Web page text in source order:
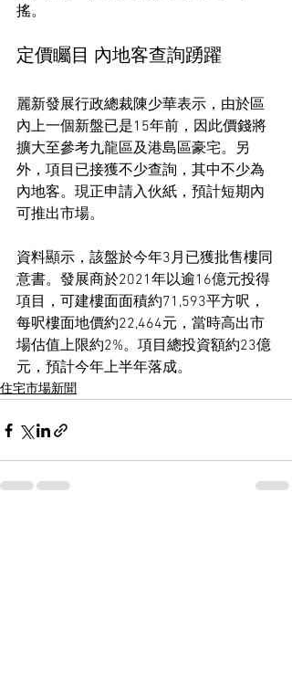
搖。
定價矚目 內地客查詢踴躍
麗新發展行政總裁陳少華表示，由於區
內上一個新盤已是15年前，因此價錢將
擴大至參考九龍區及港島區豪宅。另
外，項目已接獲不少查詢，其中不少為
內地客。現正申請入伙紙，預計短期內
可推出市場。
資料顯示，該盤於今年3月已獲批售樓同
意書。發展商於2021年以逾16億元投得
項目，可建樓面面積約71,593平方呎，
每呎樓面地價約22,464元，當時高出市
場估值上限約2%。項目總投資額約23億
元，預計今年上半年落成。
住宅市場新聞